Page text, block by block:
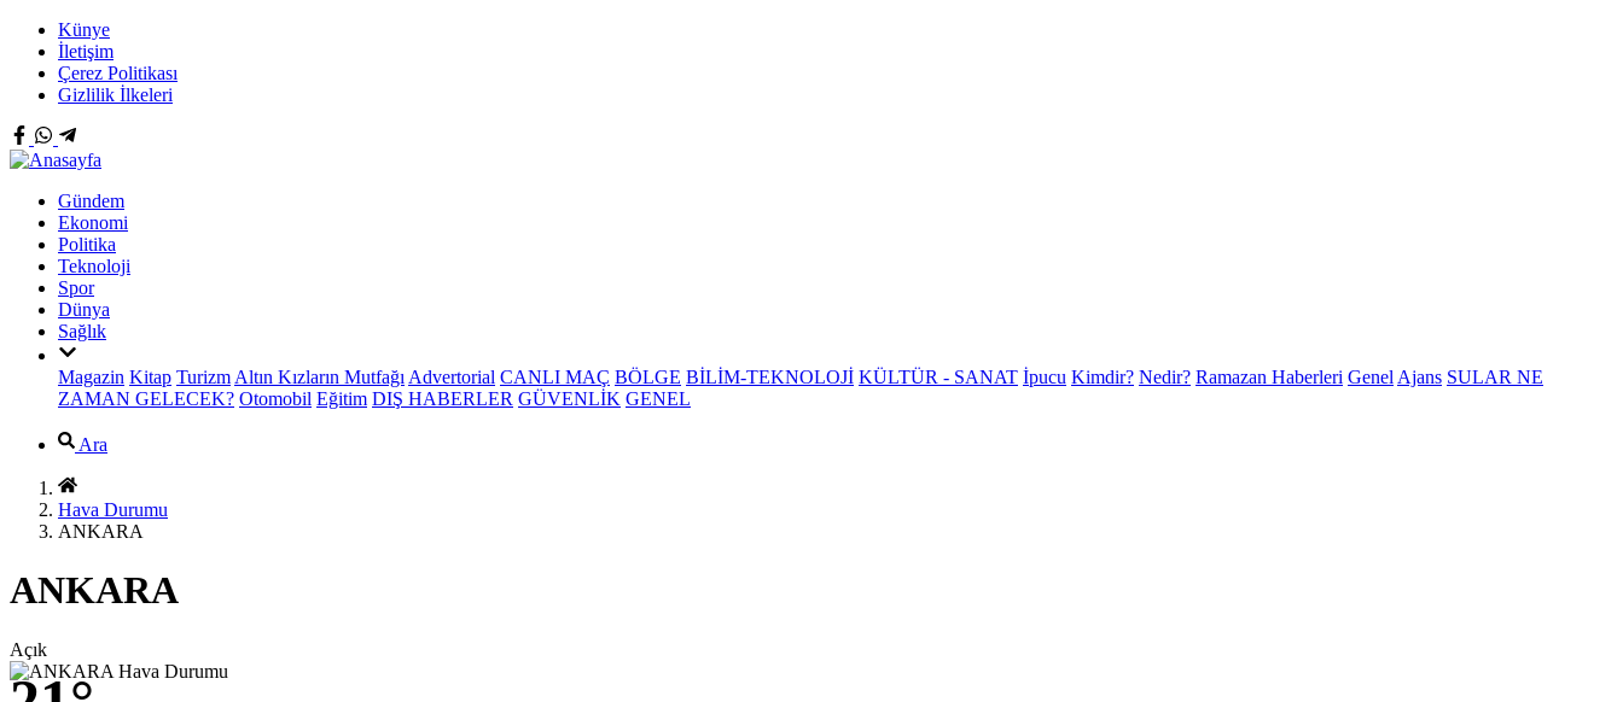
Künye
İletişim
Çerez Politikası
Gizlilik İlkeleri
Gündem
Ekonomi
Politika
Teknoloji
Spor
Dünya
Sağlık
Magazin Kitap Turizm Altın Kızların Mutfağı Advertorial CANLI MAÇ BÖLGE BİLİM-TEKNOLOJİ KÜLTÜR - SANAT İpucu Kimdir? Nedir? Ramazan Haberleri Genel Ajans SULAR NE
ZAMAN GELECEK? Otomobil Eğitim DIŞ HABERLER GÜVENLİK GENEL
Ara
Hava Durumu
ANKARA
ANKARA
Açık